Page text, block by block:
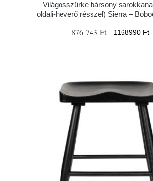
Világosszürke bársony
oldali-heverő résszel) Sierra –
876 743 Ft 1168990 Ft